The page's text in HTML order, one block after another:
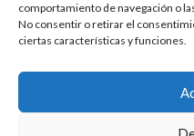
comportamiento de navegación o
No consentir o retirar el
ciertas características y funciones.